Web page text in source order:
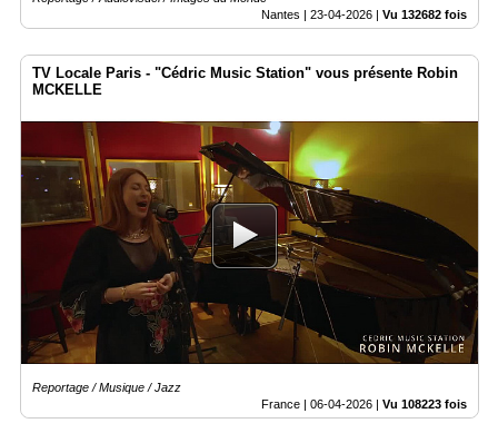
Nantes | 23-04-2026 Vu 132682 fois
TV Locale Paris - "Cédric Music Station" vous présente Robin
MCKELLE
Reportage / Musique / Jazz
France | 06-04-2026 | Vu 108223 fois